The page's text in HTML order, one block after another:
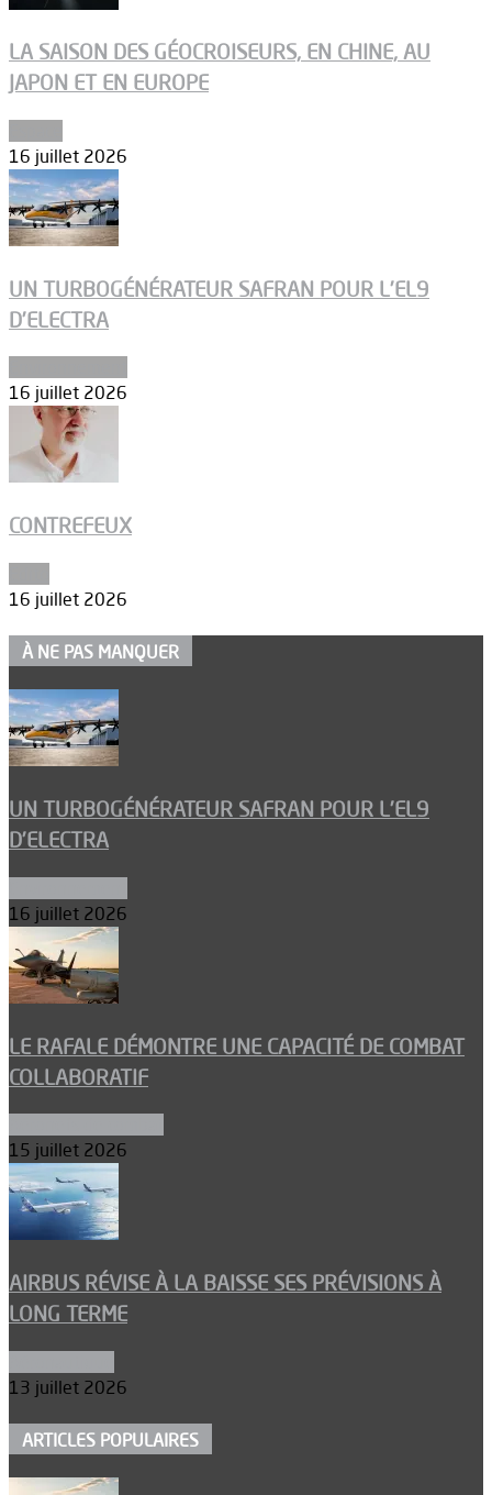
LA SAISON DES GÉOCROISEURS, EN CHINE, AU
JAPON ET EN EUROPE
16 juillet 2026
UN TURBOGÉNÉRATEUR SAFRAN POUR L’EL9
D’ELECTRA
16 juillet 2026
CONTREFEUX
16 juillet 2026
À NE PAS MANQUER
UN TURBOGÉNÉRATEUR SAFRAN POUR L’EL9
D’ELECTRA
16 juillet 2026
LE RAFALE DÉMONTRE UNE CAPACITÉ DE COMBAT
COLLABORATIF
15 juillet 2026
AIRBUS RÉVISE À LA BAISSE SES PRÉVISIONS À
LONG TERME
13 juillet 2026
ARTICLES POPULAIRES